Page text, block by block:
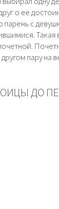
о ее
парень с
другом пару на
ДО